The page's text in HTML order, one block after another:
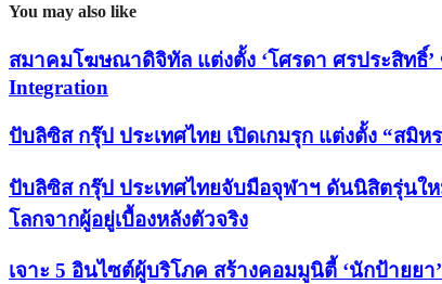
You may also like
สมาคมโฆษณาดิจิทัล แต่งตั้ง ‘โศรดา ศรประสิทธิ์
Integration
ปับลิซิส กรุ๊ป ประเทศไทย เปิดเกมรุก แต่งตั้ง “สมิ
ปับลิซิส กรุ๊ป ประเทศไทยจับมือจุฬาฯ ดันนิสิตรุ่น
โลกจากผู้อยู่เบื้องหลังตัวจริง
เจาะ 5 อินไซต์ผู้บริโภค สร้างคอมมูนิตี้ ‘นักป้ายย